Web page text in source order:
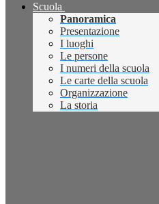
Scuola
Panoramica
Presentazione
I luoghi
Le persone
I numeri della scuola
Le carte della scuola
Organizzazione
La storia